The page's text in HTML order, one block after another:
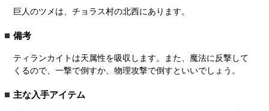
巨人のツメは、チョラス村の北西にあります。
備考
ティランカイトは天属性を吸収します。また、魔法に反撃して
くるので、一撃で倒すか、物理攻撃で倒すといいでしょう。
主な入手アイテム